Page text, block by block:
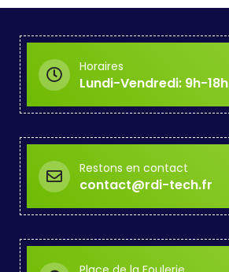
Horaires
Lundi-Vendredi: 9h-18h
Restons en contact
contact@rdi-tech.fr